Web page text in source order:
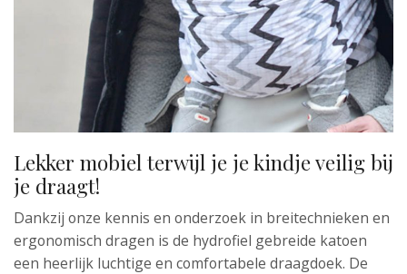
Lekker mobiel terwijl je je kindje veilig bij
je draagt!
Dankzij onze kennis en onderzoek in breitechnieken en
ergonomisch dragen is de hydrofiel gebreide katoen
een heerlijk luchtige en comfortabele draagdoek. De